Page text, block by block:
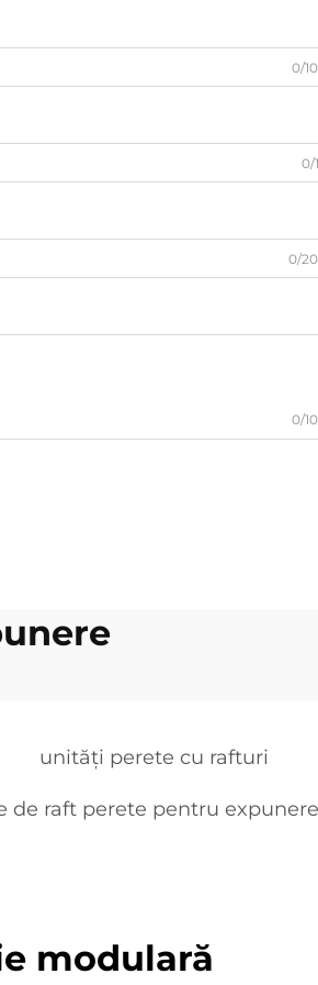
0/
0/
0/
0/
unități perete cu rafturi
de raft perete pentru expunere
modulară